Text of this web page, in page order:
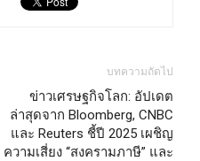
บทความถัดไป
ข่าวเศรษฐกิจโลก: อัปเดต
ล่าสุดจาก Bloomberg, CNBC
และ Reuters ชี้ปี 2025 เผชิญ
ความเสี่ยง “สงครามภาษี” และ